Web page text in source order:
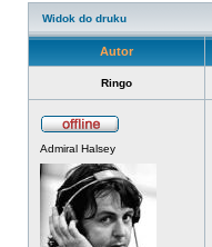
Widok do druku
Autor
Ringo
Admiral Halsey